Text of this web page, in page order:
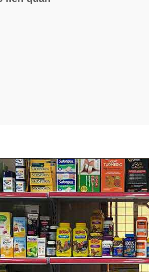
axit béo thiết yếu omega 3. Đây là một
nơi các tế bào thần kinh
thể dẫn đến não kém phát triển, rối
nhịp tim, cholesterol cao và lão hóa
thiết yếu?
là axit béo thiết yếu (EFA) vì chúng
đó làm cho các nguồn chất béo bên
và omega-6 để phát triển, nhưng hầu